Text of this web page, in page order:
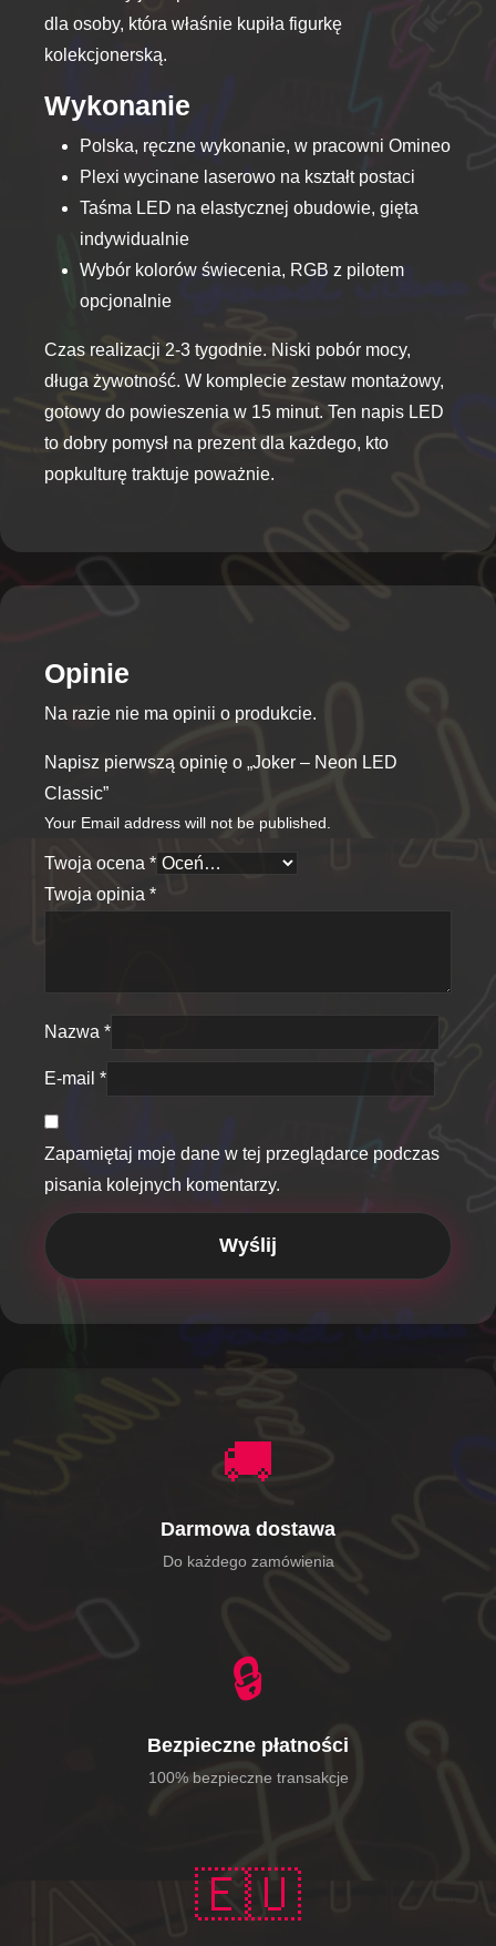
dla osoby, która właśnie kupiła figurkę
kolekcjonerską.
Wykonanie
Polska, ręczne wykonanie, w pracowni Omineo
Plexi wycinane laserowo na kształt postaci
Taśma LED na elastycznej obudowie, gięta
indywidualnie
Wybór kolorów świecenia, RGB z pilotem
opcjonalnie
Czas realizacji 2-3 tygodnie. Niski pobór mocy,
długa żywotność. W komplecie zestaw montażowy,
gotowy do powieszenia w 15 minut. Ten napis LED
to dobry pomysł na prezent dla każdego, kto
popkulturę traktuje poważnie.
Opinie
Na razie nie ma opinii o produkcie.
Napisz pierwszą opinię o „Joker – Neon LED
Classic”
Your Email address will not be published.
Twoja ocena *
Twoja opinia *
Nazwa *
E-mail *
Zapamiętaj moje dane w tej przeglądarce podczas
pisania kolejnych komentarzy.
🚚
Darmowa dostawa
Do każdego zamówienia
🔒
Bezpieczne płatności
100% bezpieczne transakcje
🇪🇺